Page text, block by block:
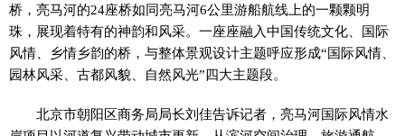
桥，亮马河的24座桥如同亮马河6公里游船航线上的一颗颗明
珠，展现着特有的神韵和风采。一座座融入中国传统文化、国际
风情、乡情乡韵的桥，与整体景观设计主题呼应形成“国际风情、
园林风采、古都风貌、自然风光”四大主题段。
北京市朝阳区商务局局长刘佳告诉记者，亮马河国际风情水